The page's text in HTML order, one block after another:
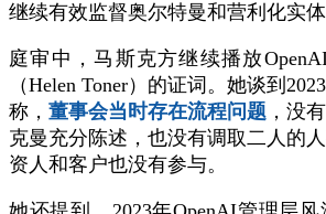
继续有效监督奥尔特曼和营利化实体
庭审中，马斯克方继续播放
（Helen Toner）的证词。她谈到
称， 董事会当时存在流程问题 ，没
克曼充分陈述，也没有调取二人的
资人和客户也没有参与。